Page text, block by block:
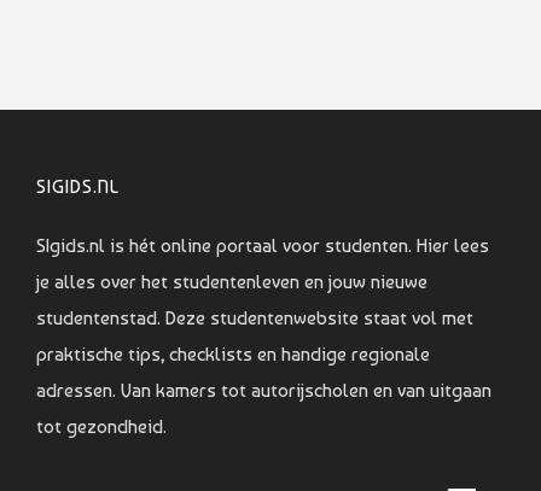
SIGIDS.NL
SIgids.nl is hét online portaal voor studenten. Hier lees
je alles over het studentenleven en jouw nieuwe
studentenstad. Deze studentenwebsite staat vol met
praktische tips, checklists en handige regionale
adressen. Van kamers tot autorijscholen en van uitgaan
tot gezondheid.